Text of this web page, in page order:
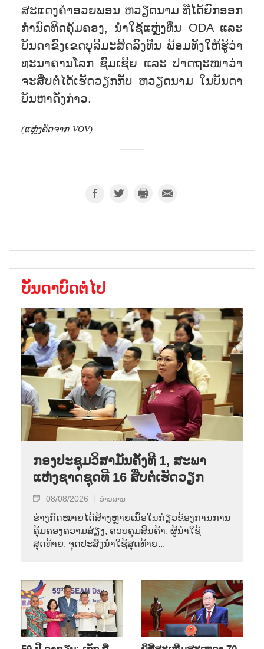
ສະແດງຄຳອວຍພອນ ຫວຽດນາມ ທີ່ໄດ້ຍົກອອກ
ກຳນົດທິດຄຸ້ມຄອງ, ນຳໃຊ້ແຫຼ່ງທຶນ ODA ແລະ
ບັນດາຂົງເຂດບຸລິມະສິດລົງທຶນ ພ້ອມທັງໃຫ້ຮູ້ວ່າ
ທະນາຄານໂລກ ຊົມເຊີຍ ແລະ ປາດຖະໜາວ່າ
ຈະສືບຕໍ່ໄດ້ເຮັດວຽກກັບ ຫວຽດນາມ ໃນບັນດາ
ບັນຫາດັ່ງກ່າວ.
(ແຫຼ່ງຄັດຈາກ VOV)
ບັນດາບົດຕໍ່ໄປ
ກອງປະຊຸມວິສາມັນຄັ້ງທີ 1, ສະພາ
ແຫ່ງຊາດຊຸດທີ 16 ສືບຕໍ່ເຮັດວຽກ
08/08/2026 ຂ່າວສານ
ຮ່າງກົດໝາຍໄດ້ສ້າງຫຼາຍເນື້ອໃນກ່ຽວຂ້ອງການການ
ຄຸ້ມຄອງຄວາມສ່ຽງ, ຄວບຄຸມສິນຄ້າ, ຜູ້ນຳໃຊ້
ສຸດທ້າຍ, ຈຸດປະສົງນຳໃຊ້ສຸດທ້າຍ...